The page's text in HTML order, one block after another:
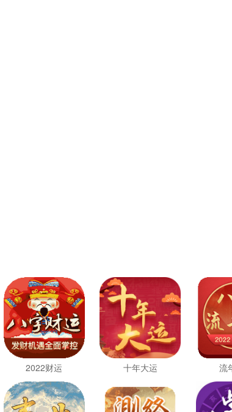
2022财运 十年大运 流